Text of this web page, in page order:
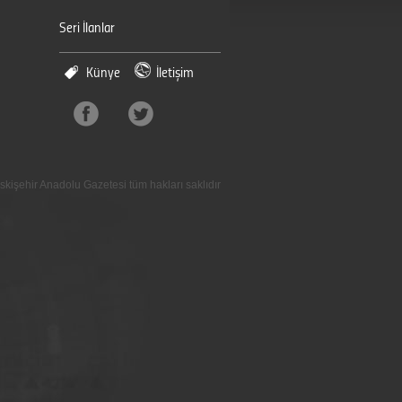
Seri İlanlar
Künye İletişim
Anadolu Gazetesi tüm hakları saklıdır